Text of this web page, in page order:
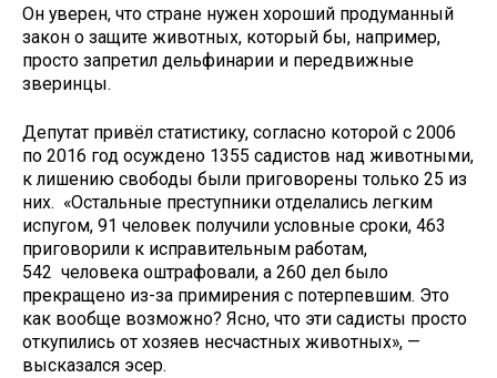
Он уверен, что стране нужен хороший продуманный
закон о защите животных, который бы, например,
просто запретил дельфинарии и передвижные
зверинцы.
Депутат привёл статистику, согласно которой с 2006
по 2016 год осуждено 1355 садистов над животными,
к лишению свободы были приговорены только 25 из
них. «Остальные преступники отделались легким
испугом, 91 человек получили условные сроки, 463
приговорили к исправительным работам,
542 человека оштрафовали, а 260 дел было
прекращено из-за примирения с потерпевшим. Это
как вообще возможно? Ясно, что эти садисты просто
откупились от хозяев несчастных животных», —
высказался эсер.